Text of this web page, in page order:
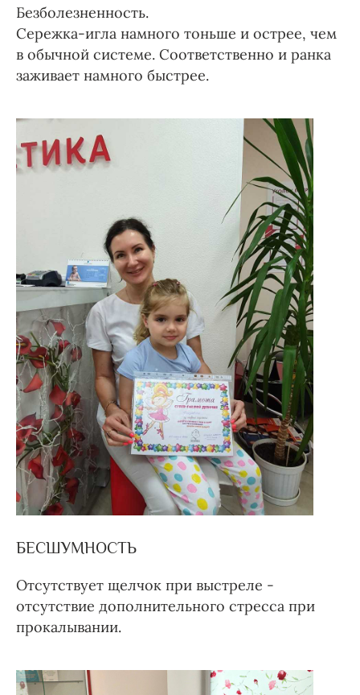
Безболезненность.
Сережка-игла намного тоньше и острее, чем
в обычной системе. Соответственно и ранка
заживает намного быстрее.
БЕСШУМНОСТЬ
Отсутствует щелчок при выстреле -
отсутствие дополнительного стресса при
прокалывании.